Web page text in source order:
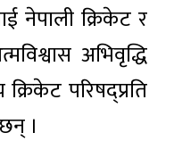
नेपाली क्रिकेट र
अभिवृद्धि
क्रिकेट परिषद्प्रति
।